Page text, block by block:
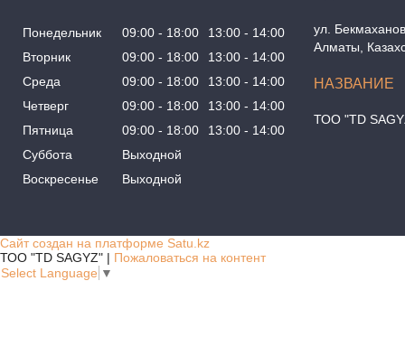
Понедельник 09:00 18:00 13:00
14:00
Вторник
09:00 18:00 13:00
14:00
Среда
09:00 18:00 13:00
14:00
Четверг
09:00 18:00 13:00
14:00
Пятница
09:00 18:00 13:00
14:00
Суббота
Выходной
Воскресенье
Выходной
ул.
Алматы,
ТОО "TD
Сайт создан на платформе Satu.kz
ТОО "TD SAGYZ" | Пожаловаться на контент
Select Language ▼